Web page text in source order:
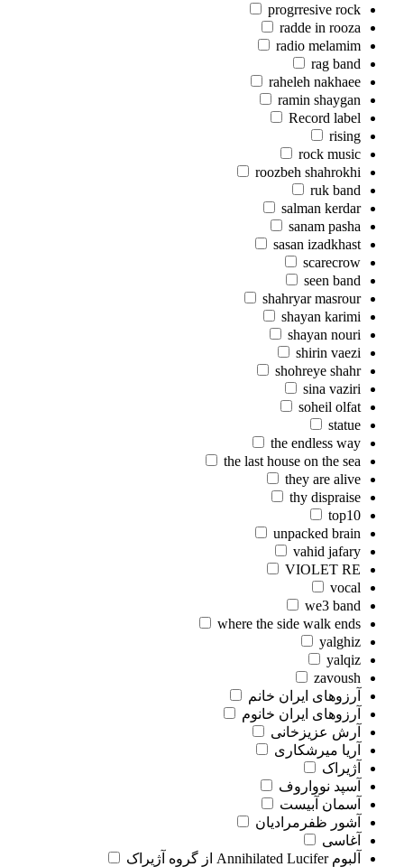
progrresive rock
radde in rooza
radio melamim
rag band
raheleh nakhaee
ramin shaygan
Record label
rising
rock music
roozbeh shahrokhi
ruk band
salman kerdar
sanam pasha
sasan izadkhast
scarecrow
seen band
shahryar masrour
shayan karimi
shayan nouri
shirin vaezi
shohreye shahr
sina vaziri
soheil olfat
statue
the endless way
the last house on the sea
they are alive
thy dispraise
top10
unpacked brain
vahid jafary
VIOLET RE
vocal
we3 band
where the side walk ends
yalghiz
yalqiz
zavoush
آرزوهای ایران خانم
آرزوهای ایران خانوم
آرش عزیزخانی
آریا میرشکاری
آژیراک
آسپد نوواروف
آسمان آبیست
آشور ظفرمرادیان
آغاسی
آلبوم Annihilated Lucifer از گروه آژیراک